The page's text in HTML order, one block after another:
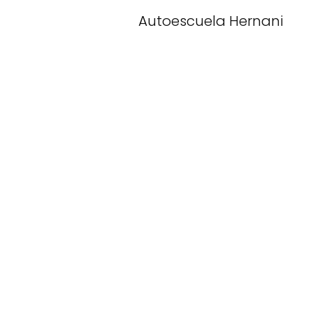
Autoescuela Hernani